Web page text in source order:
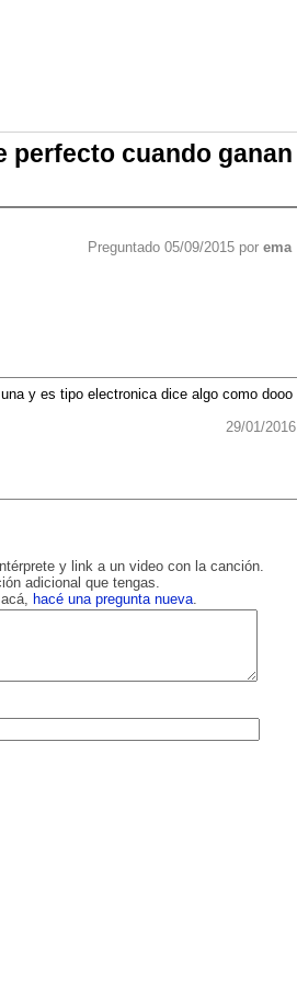
perfecto cuando ganan
Preguntado 05/09/2015 por ema
y es tipo electronica dice algo como dooo
29/01/2016
y link a un video con la canción.
adicional que tengas.
hacé una pregunta nueva.